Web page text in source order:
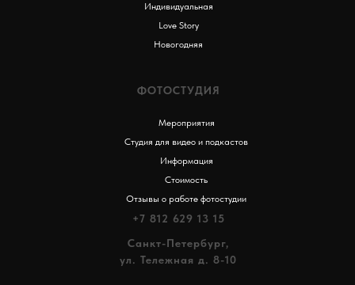
Индивидуальная
Love Story
Новогодняя
ФОТОСТУДИЯ
Мероприятия
Студия для видео и подкастов
Информация
Стоимость
Отзывы о работе фотостудии
+7 812 629 13 15
Санкт-Петербург,
ул. Тележная д. 8-10